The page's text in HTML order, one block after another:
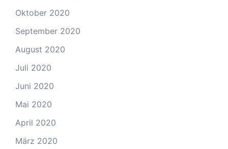
Oktober 2020
September 2020
August 2020
Juli 2020
Juni 2020
Mai 2020
April 2020
März 2020